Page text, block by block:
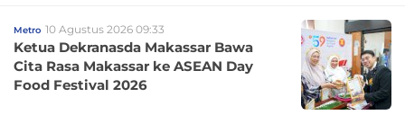
Metro 10 Agustus 2026 09:33
Ketua Dekranasda Makassar Bawa
Cita Rasa Makassar ke ASEAN Day
Food Festival 2026